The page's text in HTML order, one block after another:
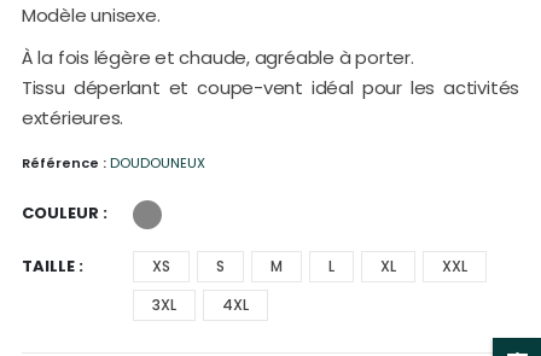
Modèle unisexe.
À la fois légère et chaude, agréable à porter.
Tissu déperlant et coupe-vent idéal pour les activités
extérieures.
Référence :DOUDOUNEUX
COULEUR
TAILLE XS S M L XL
XXL
3XL
4XL